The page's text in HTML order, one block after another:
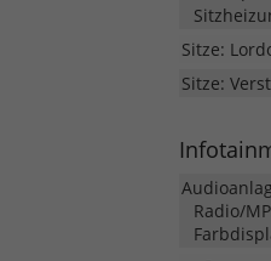
Sitze:
Sitze:
Radio/